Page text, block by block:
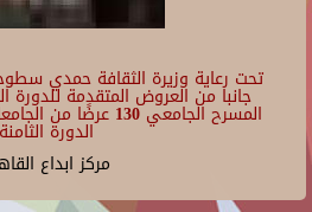
تحت رعاية وزيرة الثقافة حمدي
جانبا من العروض المتقدمة
المسرح الجامعي 130
الدورة الثامنة
مركز ابداع